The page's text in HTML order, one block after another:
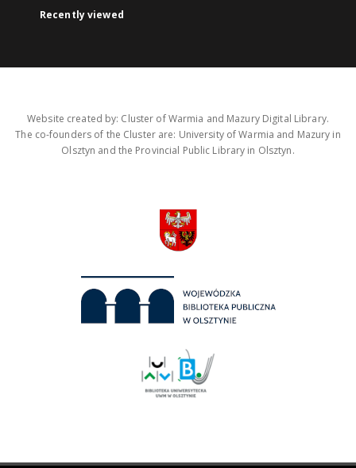
Recently viewed
Website created by: Cluster of Warmia and Mazury Digital Library.
The co-founders of the Cluster are: University of Warmia and Mazury in
Olsztyn and the Provincial Public Library in Olsztyn.